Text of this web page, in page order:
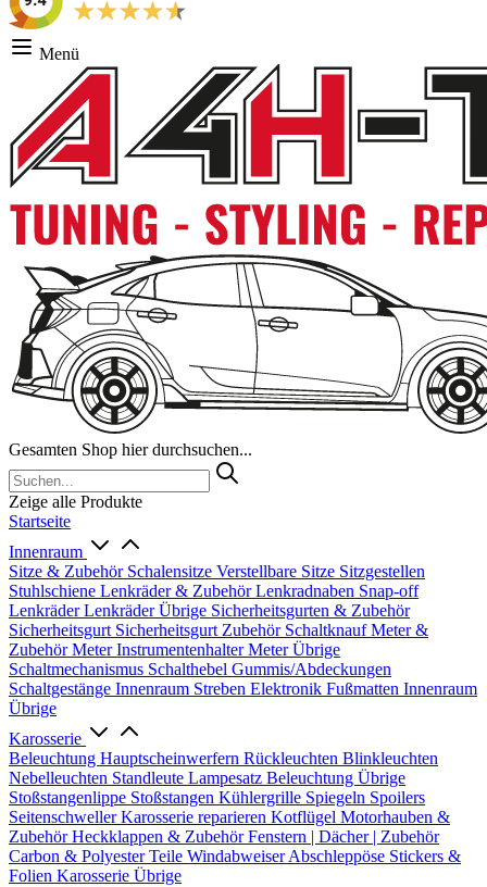
Menü
Gesamten Shop hier durchsuchen...
Zeige alle Produkte
Startseite
Innenraum
Sitze & Zubehör Schalensitze Verstellbare Sitze Sitzgestellen
Stuhlschiene Lenkräder & ZubehörLenkradnaben Snap-off
LenkräderLenkräder Übrige Sicherheitsgurten & Zubehör
Sicherheitsgurt Sicherheitsgurt Zubehör SchaltknaufMeter &
ZubehörMeterInstrumentenhalterMeter Übrige
Schaltmechanismus Schalthebel Gummis/Abdeckungen
Schaltgestänge Innenraum Streben Elektronik Fußmatten Innenraum
Übrige
Karosserie
Beleuchtung Hauptscheinwerfern Rückleuchten Blinkleuchten
Nebelleuchten Standleute Lampesatz Beleuchtung Übrige
Stoßstangenlippe Stoßstangen Kühlergrille Spiegeln Spoilers
SeitenschwellerKarosserie reparieren Kotflügel Motorhauben &
ZubehörHeckklappen & ZubehörFenstern | Dächer | Zubehör
Carbon & Polyester Teile WindabweiserAbschleppöse Stickers &
Folien Karosserie Übrige